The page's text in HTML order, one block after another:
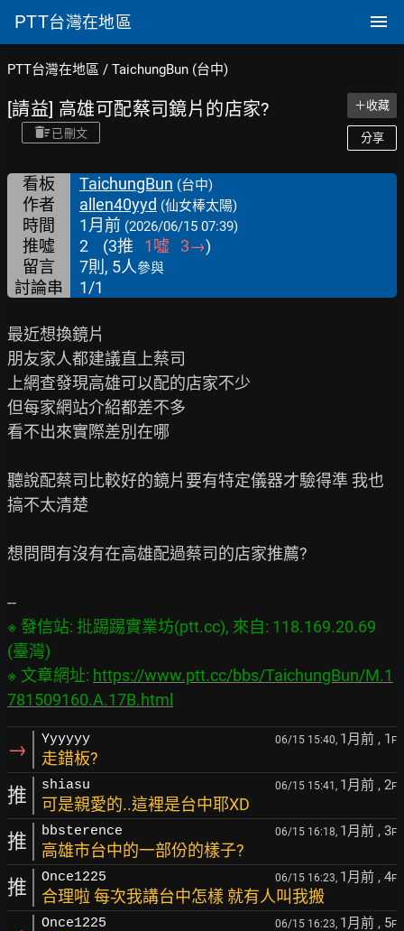
PTT台灣在地區
PTT台灣在地區 / TaichungBun (台中)
[請益] 高雄可配蔡司鏡片的店家?
已刪文
＋收藏
分享
看板 TaichungBun (台中)
作者 allen40yyd (仙女棒太陽)
時間 1月前 (2026/06/15 07:39)
推噓 2 (3推 1噓 3→)
留言
7則, 5人參與
討論串 1/1
最近想換鏡片
朋友家人都建議直上蔡司
上網查發現高雄可以配的店家不少
但每家網站介紹都差不多
看不出來實際差別在哪
聽說配蔡司比較好的鏡片要有特定儀器才驗得準 我也
搞不太清楚
想問問有沒有在高雄配過蔡司的店家推薦?
※ 發信站: 批踢踢實業坊(ptt.cc), 來自: 118.169.20.69
(臺灣)
※ 文章網址: https://www.ptt.cc/bbs/TaichungBun/M.1
781509160.A.17B.html
→ Yyyyyy 06/15 15:40, 1月前 , 1 F
走錯板?
推 shiasu 06/15 15:41, 1月前 , 2F
可是親愛的..這裡是台中耶XD
推 bbsterence 06/15 16:18, 1月前 , 3F
高雄市台中的一部份的樣子?
推 Once1225 06/15 16:23, 1月前 , 4F
合理啦 每次我講台中怎樣 就有人叫我搬
Once1225 06/15 16:23, 1月前 , 5F